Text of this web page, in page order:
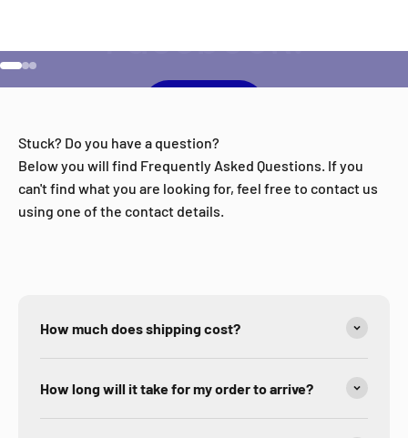
Stuck? Do you have a question?
Below you will find Frequently Asked Questions. If you
can't find what you are looking for, feel free to contact us
using one of the contact details.
How much does shipping cost?
How long will it take for my order to arrive?